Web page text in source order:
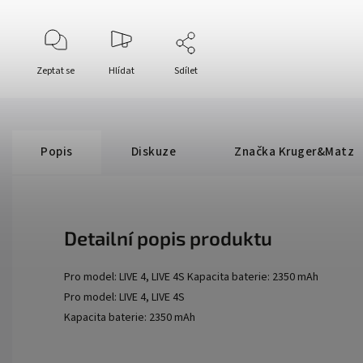
Zeptat se Hlídat Sdílet
Popis Diskuze Značka Kruger&Matz
Detailní popis produktu
Pro model: LIVE 4, LIVE 4S Kapacita baterie: 2350 mAh
Pro model: LIVE 4, LIVE 4S
Kapacita baterie: 2350 mAh